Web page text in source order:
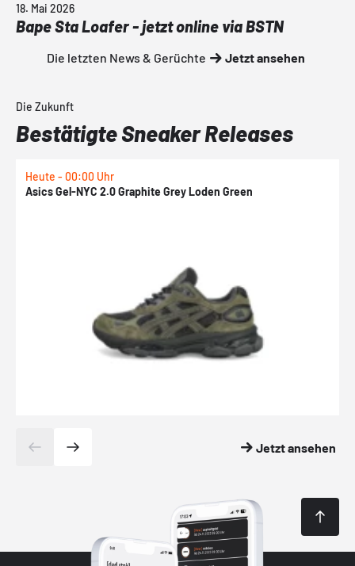
18. Mai 2026
Bape Sta Loafer - jetzt online via BSTN
Die letzten News & Gerüchte Jetzt ansehen
Die Zukunft
Bestätigte Sneaker Releases
Heute - 00:00 Uhr
Asics Gel-NYC 2.0 Graphite Grey Loden Green
Jetzt ansehen